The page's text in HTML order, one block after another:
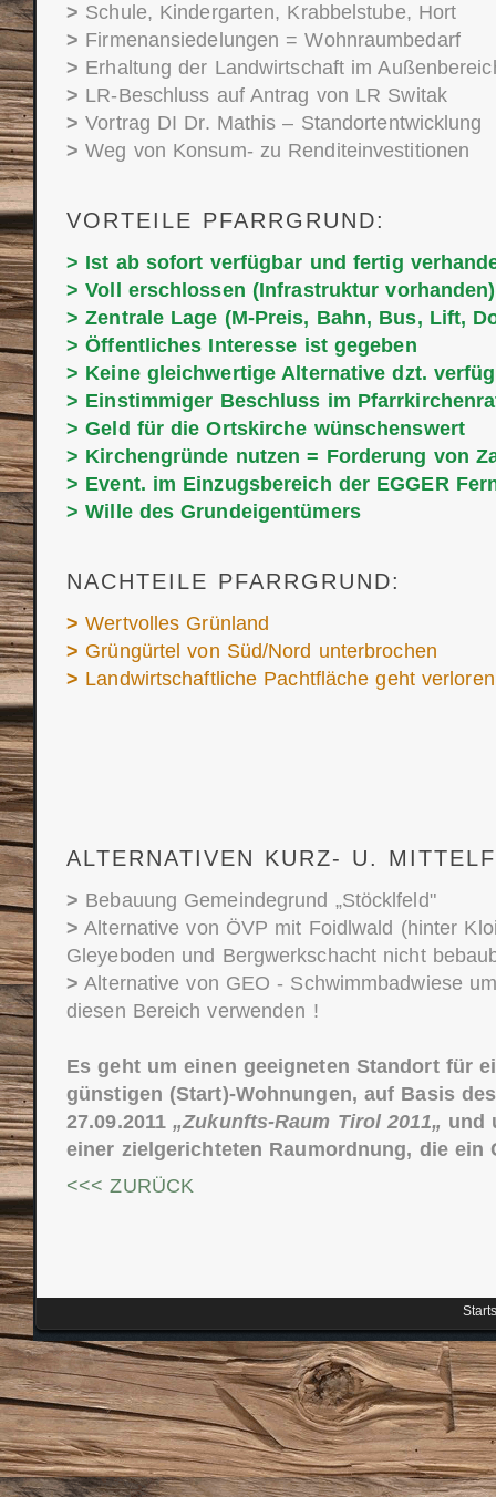
> Schule, Kindergarten, Krabbelstube, Hort
> Firmenansiedelungen = Wohnraumbedarf
> Erhaltung der Landwirtschaft im
> LR-Beschluss auf Antrag von LR Switak
>Vortrag DI Dr. Mathis – Standortentwicklung
>Weg von Konsum- zu Renditeinvestitionen
VORTEILE PFARRGRUND:
> Ist ab sofort verfügbar und fertig
> Voll erschlossen (Infrastruktur vorhanden)
> Zentrale Lage (M-Preis, Bahn, Bus, Lift,
> Öffentliches Interesse ist gegeben
> Keine gleichwertige Alternative dzt.
> Einstimmiger Beschluss im
> Geld für die Ortskirche wünschenswert
> Kirchengründe nutzen = Forderung von
> Event. im Einzugsbereich der EGGER
> Wille des Grundeigentümers
NACHTEILE PFARRGRUND:
>Wertvolles Grünland
> Grüngürtel von Süd/Nord unterbrochen
> Landwirtschaftliche Pachtfläche geht verloren
ALTERNATIVEN KURZ- U.
> Bebauung Gemeindegrund „Stöcklfeld"
> Alternative von ÖVP mit Foidlwald (hinter
Gleyeboden und Bergwerkschacht nicht
> Alternative von GEO - Schwimmbadwiese
diesen Bereich verwenden !
Es geht um einen geeigneten Standort für
günstigen (Start)-Wohnungen, auf Basis
27.09.2011„Zukunfts-Raum Tirol 2011„ und
einer zielgerichteten Raumordnung, die ein
<<< ZURÜCK